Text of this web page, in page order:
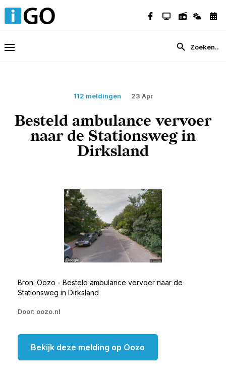
112 meldingen 23 Apr
Besteld ambulance vervoer
naar de Stationsweg in
Dirksland
Bron: Oozo - Besteld ambulance vervoer naar de
Stationsweg in Dirksland
Door: oozo.nl
Bekijk deze melding op Oozo